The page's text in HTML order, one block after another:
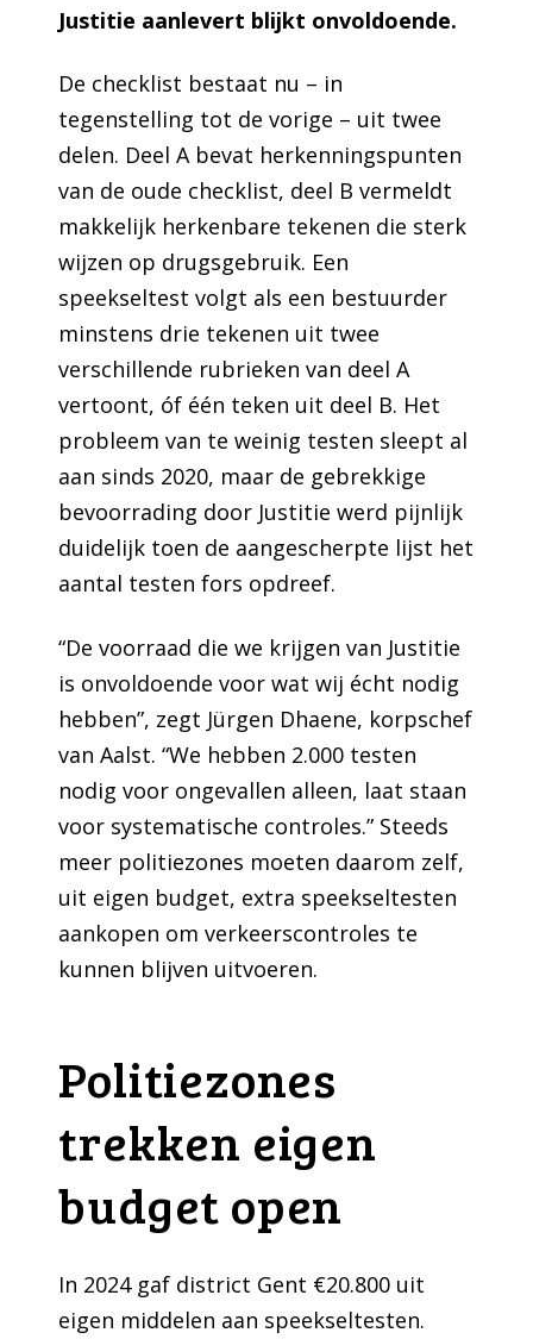
Justitie aanlevert blijkt onvoldoende.
De checklist bestaat nu – in
tegenstelling tot de vorige – uit twee
delen. Deel A bevat herkenningspunten
van de oude checklist, deel B vermeldt
makkelijk herkenbare tekenen die sterk
wijzen op drugsgebruik. Een
speekseltest volgt als een bestuurder
minstens drie tekenen uit twee
verschillende rubrieken van deel A
vertoont, óf één teken uit deel B. Het
probleem van te weinig testen sleept al
aan sinds 2020, maar de gebrekkige
bevoorrading door Justitie werd pijnlijk
duidelijk toen de aangescherpte lijst het
aantal testen fors opdreef.
“De voorraad die we krijgen van Justitie
is onvoldoende voor wat wij écht nodig
hebben”, zegt Jürgen Dhaene, korpschef
van Aalst. “We hebben 2.000 testen
nodig voor ongevallen alleen, laat staan
voor systematische controles.” Steeds
meer politiezones moeten daarom zelf,
uit eigen budget, extra speekseltesten
aankopen om verkeerscontroles te
kunnen blijven uitvoeren.
Politiezones
trekken eigen
budget open
In 2024 gaf district Gent €20.800 uit
eigen middelen aan speekseltesten.